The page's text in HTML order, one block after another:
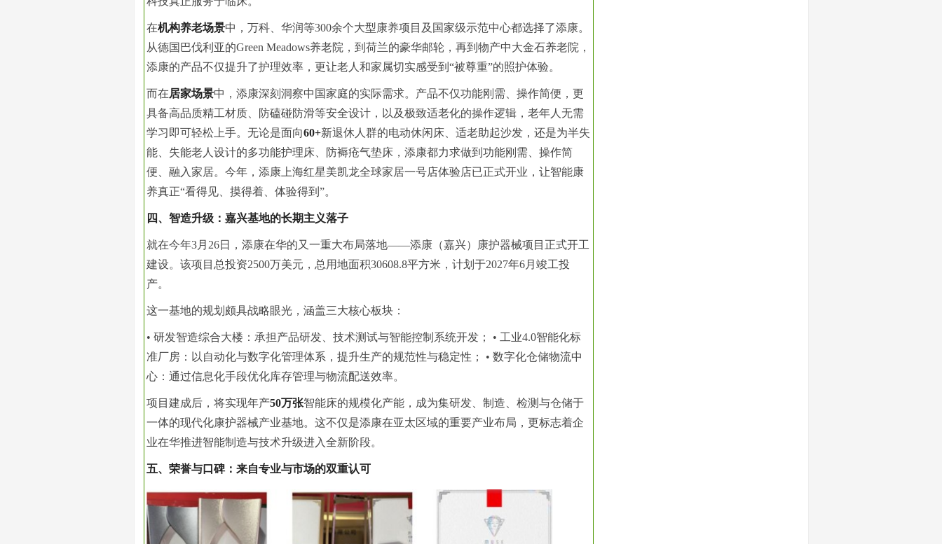
在机构养老场景中，万科、华润等300余个大型康养项目及国家级示范中心都选择了添康。
从德国巴伐利亚的Green Meadows养老院，到荷兰的豪华邮轮，再到物产中大金石养老院，
添康的产品不仅提升了护理效率，更让老人和家属切实感受到“被尊重”的照护体验。
而在居家场景中，添康深刻洞察中国家庭的实际需求。产品不仅功能刚需、操作简便，更
具备高品质精工材质、防磕碰防滑等安全设计，以及极致适老化的操作逻辑，老年人无需
学习 即可轻松上手。无论是面向60+新退休人群的电动休闲床、适老助起沙发，还是为半失
能、失能老人设计的多功能护理床、防褥疮气垫床，添康都力求做到功能刚需、操作简
便、融入家居。今年，添康上海红星美凯龙全球家居一号店体验店已正式开业，让智能康
养真正“看得见、摸得着、体验得到”。
四、智造升级：嘉兴基地的长期主义落子
就在今年3月26日，添康在华的又一重大布局落地——添康（嘉兴）康护器械项目正式开工
建设。该项目总投资2500万美元，总用地面积30608.8平方米，计划于2027年6月竣工投
产。
这一基地的规划颇具战略眼光，涵盖三大核心板块：
• 研发智造综合大楼：承担产品研发、技术测试与智能控制系统开发； • 工业4.0智能化标
准厂房：以自动化与数字化管理体系，提升生产的规范性与稳定性； • 数字化仓储物流中
心：通过信息化手段优化库存管理与物流配送效率。
项目建成后，将实现年产50万张智能床的规模化产能，成为集研发、制造、检测与仓储于
一体的现代化康护器械产业基地。这不仅是添康在亚太区域的重要产业布局，更标志着企
业在华推进智能制造与技术升级进入全新阶段。
五、荣誉与口碑：来自专业与市场的双重认可